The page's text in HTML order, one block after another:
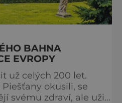
BAHNA
EVROPY
už celých 200 let.
okusili, se
svému zdraví, ale užijí